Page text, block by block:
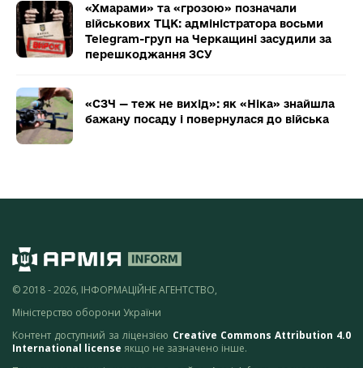
«Хмарами» та «грозою» позначали
військових ТЦК: адміністратора восьми
Telegram-груп на Черкащині засудили за
перешкоджання ЗСУ
«СЗЧ — теж не вихід»: як «Ніка» знайшла
бажану посаду і повернулася до війська
© 2018 - 2026, ІНФОРМАЦІЙНЕ АГЕНТСТВО,
Міністерство оборони України
Контент доступний за ліцензією Creative Commons Attribution 4.0
International license якщо не зазначено інше.